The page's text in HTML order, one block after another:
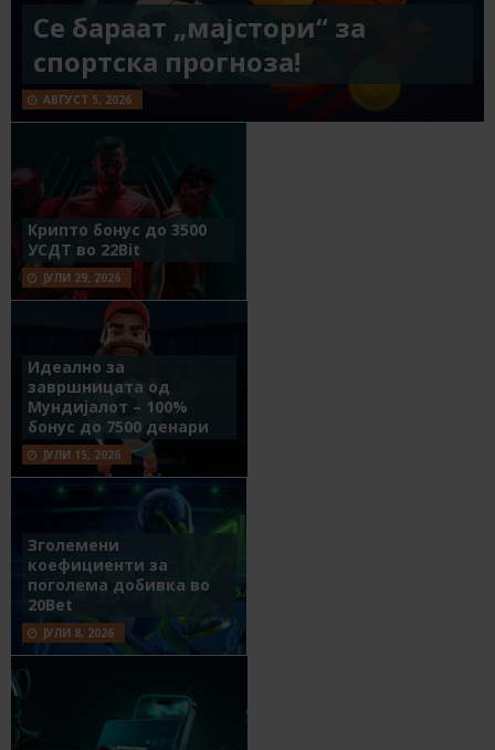
Се бараат „мајстори“ за
спортска прогноза!
АВГУСТ 5, 2026
Крипто бонус до 3500
УСДТ во 22Bit
ЈУЛИ 29, 2026
Идеално за
завршницата од
Мундијалот – 100%
бонус до 7500 денари
ЈУЛИ 15, 2026
Зголемени
коефициенти за
поголема добивка во
20Bet
ЈУЛИ 8, 2026